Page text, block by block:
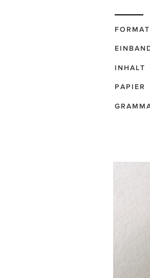
FORMAT
INHALT
PAPIER